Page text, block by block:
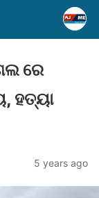
ରେ
ହତ୍ୟା
5 years ago